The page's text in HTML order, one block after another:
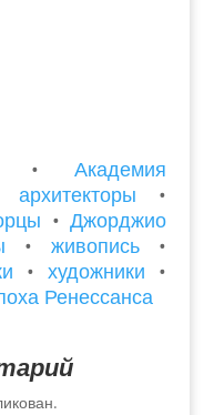
•
Академия
архитекторы
•
• Джорджио
• живопись
•
• художники •
Ренессанса